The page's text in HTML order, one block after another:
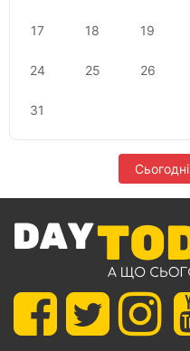
17 18 19
24 25 26
31
Сьогодні